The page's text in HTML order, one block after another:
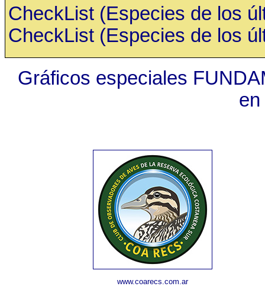
CheckList (Especies de los
CheckList (Especies de los
Gráficos especiales
www.coarecs.com.ar